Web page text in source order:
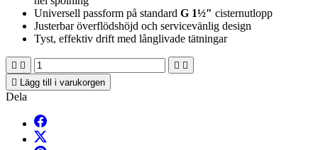
Universell passform på standard G 1½″ cisternutlopp
Justerbar överflödshöjd och servicevänlig design
Tyst, effektiv drift med långlivade tätningar
   

Lägg till i varukorgen
Dela